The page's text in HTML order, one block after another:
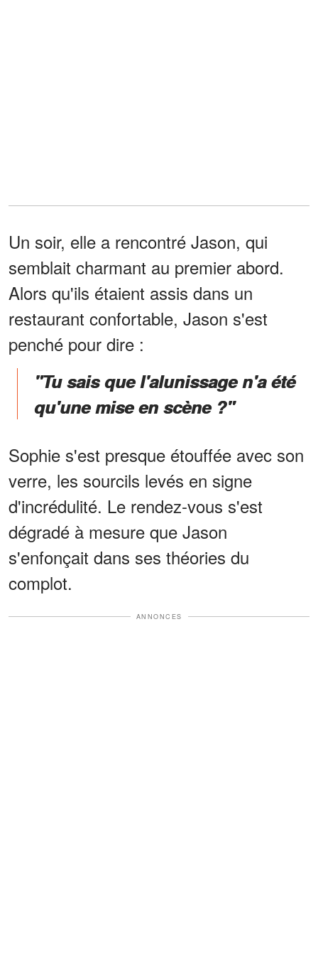
Un soir, elle a rencontré Jason, qui
semblait charmant au premier abord.
Alors qu'ils étaient assis dans un
restaurant confortable, Jason s'est
penché pour dire :
"Tu sais que l'alunissage n'a été
qu'une mise en scène ?"
Sophie s'est presque étouffée avec son
verre, les sourcils levés en signe
d'incrédulité. Le rendez-vous s'est
dégradé à mesure que Jason
s'enfonçait dans ses théories du
complot.
ANNONCES